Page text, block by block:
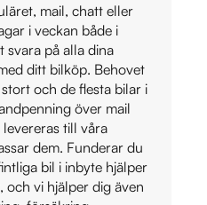
mail, chatt eller
i veckan både i
svara på alla dina
ditt bilköp. Behovet
och de flesta bilar i
över mail
till våra
dem. Funderar du
bil i inbyte hjälper
och vi hjälper dig även